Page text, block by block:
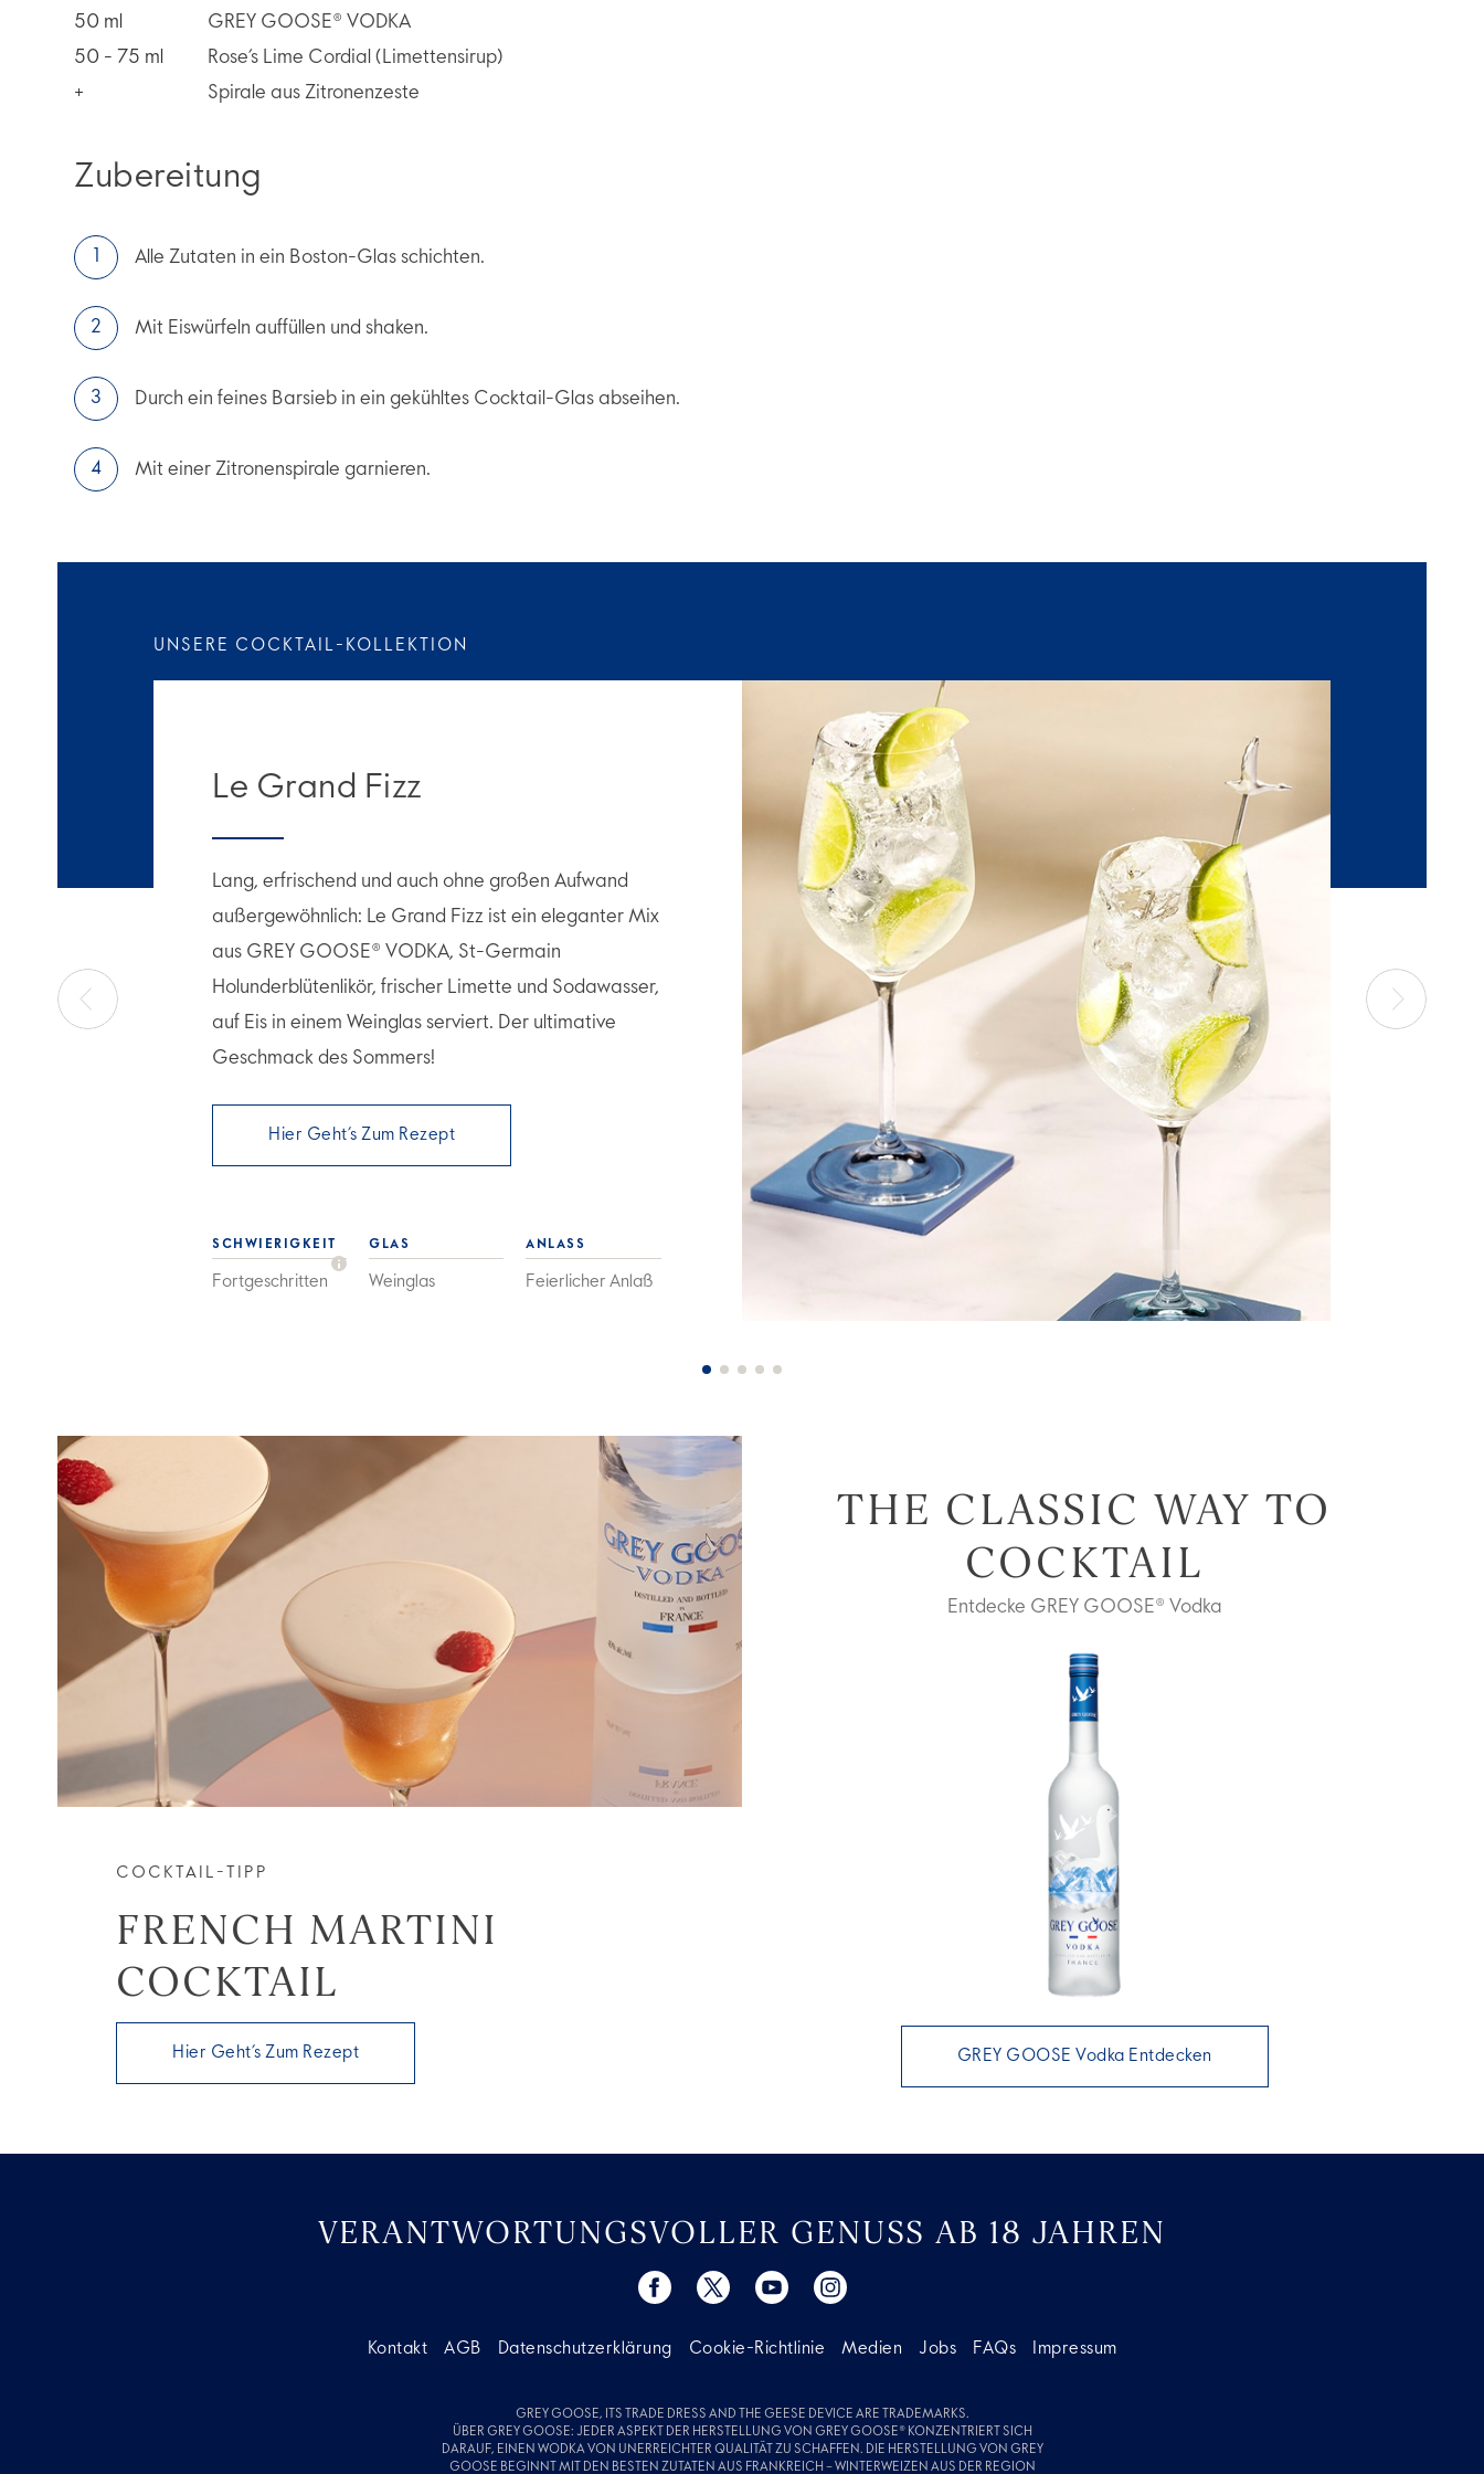
50 ml
GREY GOOSE® VODKA
50 - 75 ml
Rose’s Lime Cordial (Limettensirup)
+
Spirale aus Zitronenzeste
Zubereitung
Alle Zutaten in ein Boston-Glas schichten.
Mit Eiswürfeln auffüllen und shaken.
Durch ein feines Barsieb in ein gekühltes Cocktail-Glas abseihen.
Mit einer Zitronenspirale garnieren.
UNSERE COCKTAIL-KOLLEKTION
Le Grand Fizz
Lang, erfrischend und auch ohne großen Aufwand
außergewöhnlich: Le Grand Fizz ist ein eleganter Mix
aus GREY GOOSE® VODKA, St-Germain
Holunderblütenlikör, frischer Limette und Sodawasser,
auf Eis in einem Weinglas serviert. Der ultimative
Geschmack des Sommers!
Hier Geht’s Zum Rezept
SCHWIERIGKEIT
Fortgeschritten
GLAS
Weinglas
ANLASS
Feierlicher Anlaß
COCKTAIL-TIPP
FRENCH MARTINI
COCKTAIL
Hier Geht’s Zum Rezept
THE CLASSIC WAY TO
COCKTAIL
Entdecke GREY GOOSE® Vodka
GREY GOOSE Vodka Entdecken
VERANTWORTUNGSVOLLER GENUSS AB 18 JAHREN
Kontakt AGB Datenschutzerklärung Cookie-Richtlinie Medien Jobs FAQs Impressum
GREY GOOSE, ITS TRADE DRESS AND THE GEESE DEVICE ARE TRADEMARKS.
ÜBER GREY GOOSE: JEDER ASPEKT DER HERSTELLUNG VON GREY GOOSE® KONZENTRIERT SICH
DARAUF, EINEN WODKA VON UNERREICHTER QUALITÄT ZU SCHAFFEN. DIE HERSTELLUNG VON GREY
GOOSE BEGINNT MIT DEN BESTEN ZUTATEN AUS FRANKREICH – WINTERWEIZEN AUS DER REGION